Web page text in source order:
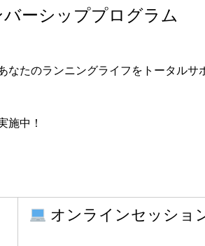
バーシッププログラム
なたのランニングライフをトータルサ
施中！
オンラインセッショ